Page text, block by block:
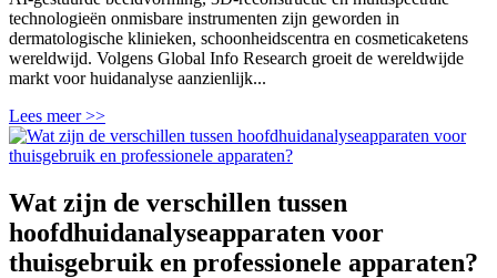
technologieën onmisbare instrumenten zijn geworden in
dermatologische klinieken, schoonheidscentra en cosmeticaketens
wereldwijd. Volgens Global Info Research groeit de wereldwijde
markt voor huidanalyse aanzienlijk...
Lees meer >>
Wat zijn de verschillen tussen
hoofdhuidanalyseapparaten voor
thuisgebruik en professionele apparaten?